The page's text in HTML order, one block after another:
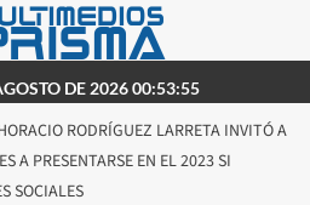
DE 2026 00:53:55
RODRÍGUEZ LARRETA INVITÓ A
A PRESENTARSE EN EL 2023 SI
SOCIALES